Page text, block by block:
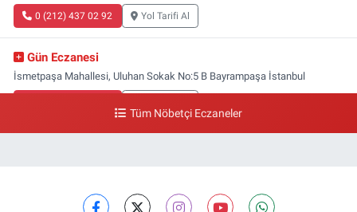
0 (212) 437 02 92 Yol Tarifi Al
Gün Eczanesi
İsmetpaşa Mahallesi, Uluhan Sokak No:5 B Bayrampaşa İstanbul
Tüm Nöbetçi Eczaneler